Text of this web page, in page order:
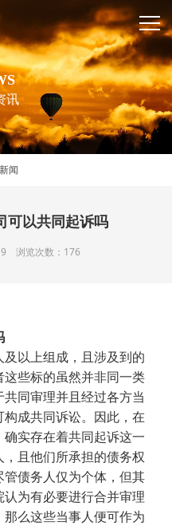
讯
闻
可以共同起诉吗
浏览次数：176
以上组成，且涉及到的
些标的虽然并非同一类
同审理并且经过各方当
成共同诉讼。因此，在
实存在着共同起诉这一
且他们所承担的债务权
债务人仅为个体，但其
为有必要进行合并审理
么这些当事人便可作为